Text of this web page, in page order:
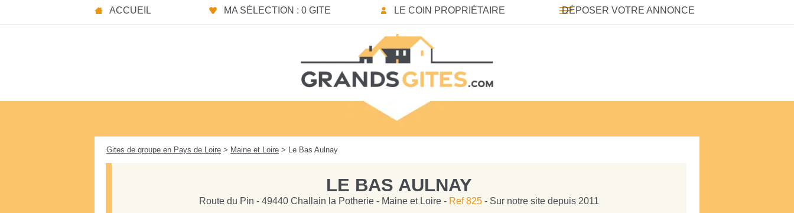
ACCUEIL MA SÉLECTION : 0 GITE LE COIN PROPRIÉTAIRE DÉPOSER VOTRE ANNONCE
Gites de groupe en Pays de Loire > Maine et Loire > Le Bas Aulnay
LE BAS AULNAY
Route du Pin - 49440 Challain la Potherie - Maine et Loire - Ref 825 - Sur notre site depuis 2011
Panneau de gestion des cookies